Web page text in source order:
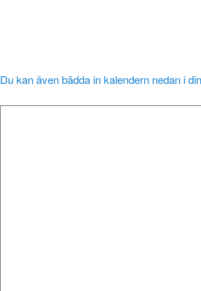
Du kan även bädda in kalendern nedan i